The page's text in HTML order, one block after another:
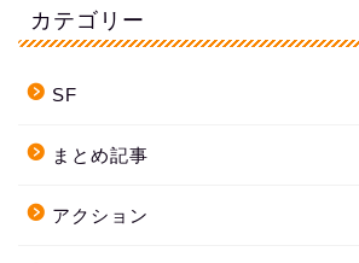
カテゴリー
SF
まとめ記事
アクション